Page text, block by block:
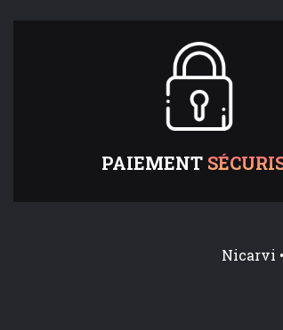
PAIEMENT
Nicarvi